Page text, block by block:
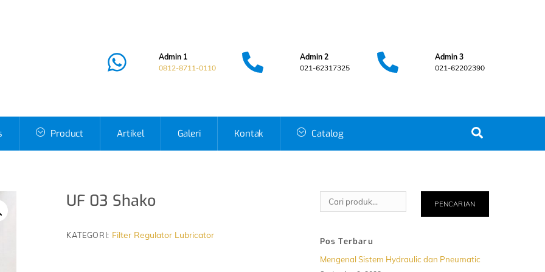
Product Artikel Galeri Kontak Catalog
Admin 1
0812-8711-0110
Admin 2
021-62317325
Admin 3
021-62202390
UF 03 Shako
KATEGORI: Filter Regulator Lubricator
Cari
PENCARIAN
Pos Terbaru
Mengenal Sistem Hydraulic dan Pneumatic